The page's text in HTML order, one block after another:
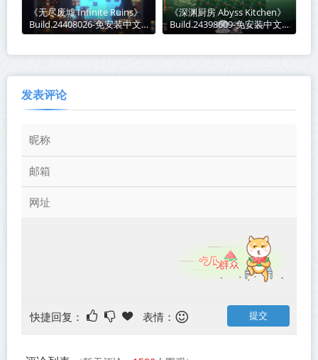
《无尽废墟 Infinite Ruins》
Build.24408026-免安装中文
版丨中文版网盘下载
《深渊厨房 Abyss Kitchen》
Build.24398609-免安装中文
版丨中文版网盘下载
发表评论
快捷回复： 表情：